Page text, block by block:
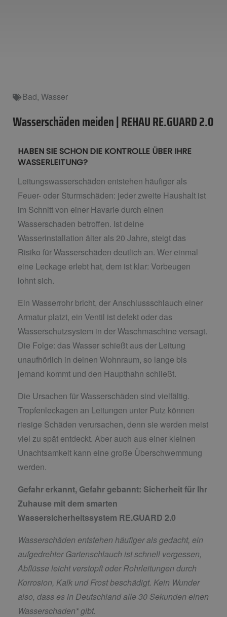
Bad, Wasser
Wasserschäden meiden | REHAU RE.GUARD 2.0
HABEN SIE SCHON DIE KONTROLLE ÜBER IHRE
WASSERLEITUNG?
Leitungswasserschäden entstehen häufiger als
Feuer- oder Sturmschäden: jeder zweite Haushalt ist
im Schnitt von einer Havarie durch einen
Wasserschaden betroffen. Ist deine
Wasserinstallation älter als 20 Jahre, steigt das
Risiko für Wasserschäden deutlich an. Wer einmal
eine Leckage erlebt hat, dem ist klar: Vorbeugen
lohnt sich.
Ein Wasserrohr bricht, der Anschlussschlauch einer
Armatur platzt, ein Ventil ist defekt oder das
Wasserschutzsystem in der Waschmaschine versagt.
Die Folge: das Wasser schießt aus der Leitung
unaufhörlich in deinen Wohnraum, so lange bis
jemand kommt und den Haupthahn schließt.
Die Ursachen für Wasserschäden sind vielfältig.
Tropfenleckagen an Leitungen unter Putz können
riesige Schäden verursachen, denn sie werden meist
viel zu spät entdeckt. Aber auch aus einer kleinen
Unachtsamkeit kann eine große Überschwemmung
werden.
Gefahr erkannt, Gefahr gebannt: Sicherheit für Ihr
Zuhause mit dem smarten
Wassersicherheitssystem RE.GUARD 2.0
Wasserschäden entstehen häufiger als gedacht, ein
aufgedrehter Gartenschlauch ist schnell vergessen,
Abflüsse leicht verstopft oder Rohrleitungen durch
Korrosion, Kalk und Frost beschädigt. Kein Wunder
also, dass es in Deutschland alle 30 Sekunden einen
Wasserschaden* gibt.